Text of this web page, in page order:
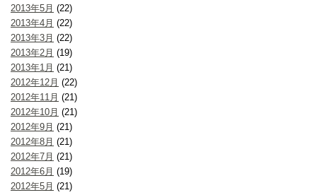
2013年5月 (22)
2013年4月 (22)
2013年3月 (22)
2013年2月 (19)
2013年1月 (21)
2012年12月 (22)
2012年11月 (21)
2012年10月 (21)
2012年9月 (21)
2012年8月 (21)
2012年7月 (21)
2012年6月 (19)
2012年5月 (21)